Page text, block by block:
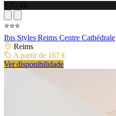
7.7 / 10
⭐⭐⭐
Ibis Styles Reims Centre Cathédrale
Reims
A partir de 167 €
Ver disponibilidade